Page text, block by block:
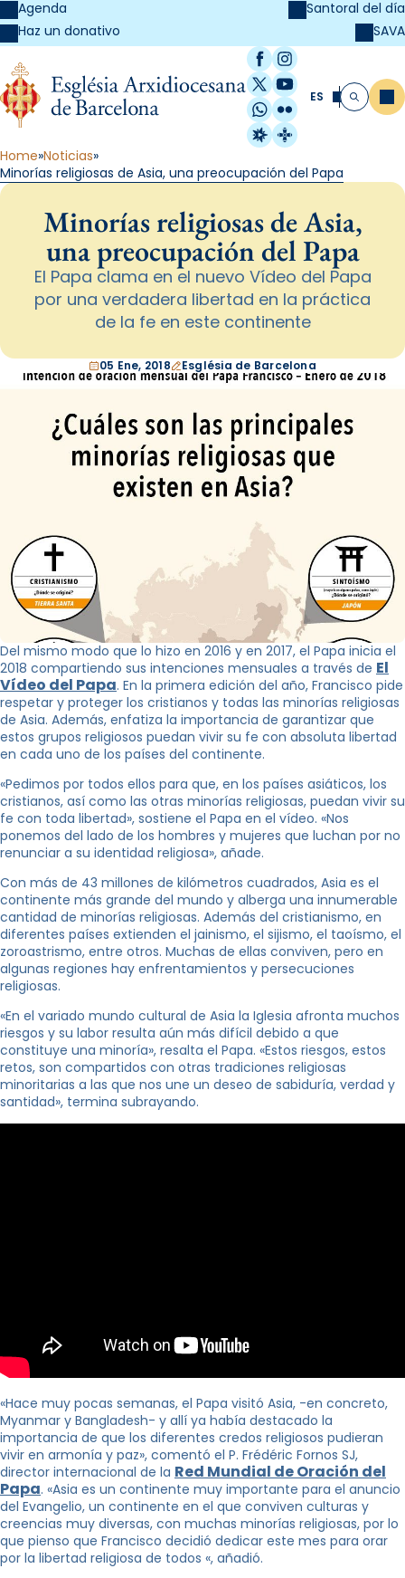
Agenda
Haz un donativo
Santoral del día
SAVA
Facebook
Instagram
X / Twitter
YouTube
WhatsApp
Flickr
Radio Estel
Catalunya
ES Buscar
Home Noticias
Minorías religiosas de Asia, una preocupación del Papa
Minorías religiosas de Asia,
una preocupación del Papa
El Papa clama en el nuevo Vídeo del Papa
por una verdadera libertad en la práctica
de la fe en este continente
05 Ene, 2018 Església de Barcelona
Del mismo modo que lo hizo en 2016 y en 2017, el Papa inicia el
2018 compartiendo sus intenciones mensuales a través de El
Vídeo del Papa. En la primera edición del año, Francisco pide
respetar y proteger los cristianos y todas las minorías religiosas
de Asia. Además, enfatiza la importancia de garantizar que
estos grupos religiosos puedan vivir su fe con absoluta libertad
en cada uno de los países del continente.
«Pedimos por todos ellos para que, en los países asiáticos, los
cristianos, así como las otras minorías religiosas, puedan vivir su
fe con toda libertad», sostiene el Papa en el vídeo. «Nos
ponemos del lado de los hombres y mujeres que luchan por no
renunciar a su identidad religiosa», añade.
Con más de 43 millones de kilómetros cuadrados, Asia es el
continente más grande del mundo y alberga una innumerable
cantidad de minorías religiosas. Además del cristianismo, en
diferentes países extienden el jainismo, el sijismo, el taoísmo, el
zoroastrismo, entre otros. Muchas de ellas conviven, pero en
algunas regiones hay enfrentamientos y persecuciones
religiosas.
«En el variado mundo cultural de Asia la Iglesia afronta muchos
riesgos y su labor resulta aún más difícil debido a que
constituye una minoría», resalta el Papa. «Estos riesgos, estos
retos, son compartidos con otras tradiciones religiosas
minoritarias a las que nos une un deseo de sabiduría, verdad y
santidad», termina subrayando.
«Hace muy pocas semanas, el Papa visitó Asia, -en concreto,
Myanmar y Bangladesh- y allí ya había destacado la
importancia de que los diferentes credos religiosos pudieran
vivir en armonía y paz», comentó el P. Frédéric Fornos SJ,
director internacional de la Red Mundial de Oración del
Papa. «Asia es un continente muy importante para el anuncio
del Evangelio, un continente en el que conviven culturas y
creencias muy diversas, con muchas minorías religiosas, por lo
que pienso que Francisco decidió dedicar este mes para orar
por la libertad religiosa de todos «, añadió.